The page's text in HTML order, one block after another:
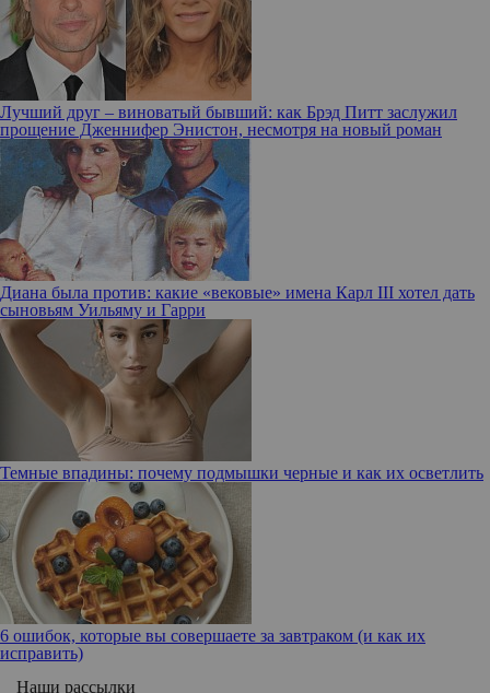
Лучший друг – виноватый бывший: как Брэд Питт заслужил
прощение Дженнифер Энистон, несмотря на новый роман
Диана была против: какие «вековые» имена Карл III хотел дать
сыновьям Уильяму и Гарри
Темные впадины: почему подмышки черные и как их осветлить
6 ошибок, которые вы совершаете за завтраком (и как их
исправить)
Наши рассылки